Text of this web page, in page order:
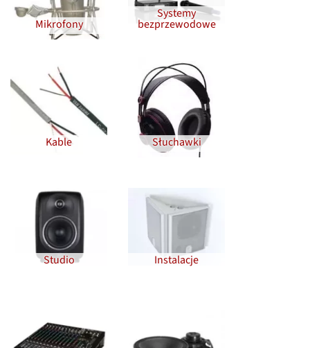
Mikrofony
Systemy
bezprzewodowe
Kable Słuchawki
Studio Instalacje